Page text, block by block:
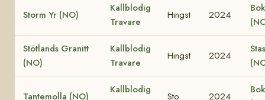
Storm Yr (NO)
Kallblodig
Travare
Hingst 2024
Stötlands Granitt
(NO)
Kallblodig
Travare
Hingst 2024
Tantemolla (NO)
Kallblodig
Sto 2024